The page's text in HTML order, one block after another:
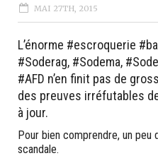
MAI 27TH, 2015
L’énorme #escroquerie
#Soderag, #Sodema,
#AFD n’en finit pas de
des preuves irréfutables
à jour.
Pour bien comprendre, un peu
scandale.